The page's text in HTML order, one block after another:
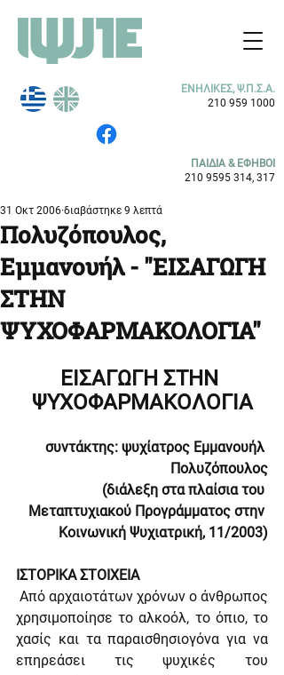
ΕΝΗΛΙΚΕΣ, Ψ.Π.Σ.Α.
210 959 1000
ΠΑΙΔΙΑ & ΕΦΗΒΟΙ
210 9595 314, 317
Πολυζόπουλος,
Εμμανουήλ - "ΕΙΣΑΓΩΓΗ
ΣΤΗΝ
ΨΥΧΟΦΑΡΜΑΚΟΛΟΓΙΑ"
31 Οκτ 2006 διαβάστηκε 9 λεπτά
ΕΙΣΑΓΩΓΗ ΣΤΗΝ
ΨΥΧΟΦΑΡΜΑΚΟΛΟΓΙΑ
συντάκτης: ψυχίατρος Εμμανουήλ
Πολυζόπουλος
(διάλεξη στα πλαίσια του
Μεταπτυχιακού Προγράμματος στην
Κοινωνική Ψυχιατρική, 11/2003)
ΙΣΤΟΡΙΚΑ ΣΤΟΙΧΕΙΑ
Από αρχαιοτάτων χρόνων ο άνθρωπος
χρησιμοποίησε το αλκοόλ, το όπιο, το
χασίς και τα παραισθησιογόνα για να
επηρεάσει τις ψυχικές του